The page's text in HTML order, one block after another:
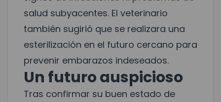
salud subyacentes. El veterinario
también sugirió que se realizara una
esterilización en el futuro cercano para
prevenir embarazos indeseados.
Un futuro auspicioso
Tras confirmar su buen estado de